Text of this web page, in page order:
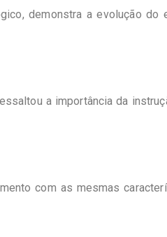
demonstra a evolução
a importância da
com as mesmas